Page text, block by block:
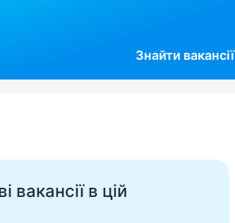
Знайти вакансії
вакансії в цій